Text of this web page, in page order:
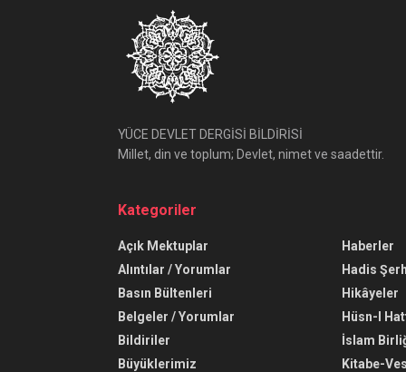
YÜCE DEVLET DERGİSİ BİLDİRİSİ
Millet, din ve toplum; Devlet, nimet ve saadettir.
Kategoriler
Açık Mektuplar
Alıntılar / Yorumlar
Basın Bültenleri
Belgeler / Yorumlar
Bildiriler
Büyüklerimiz
Haberler
Hadis
Hikâyeler
Hüsn-I
İslam
Kitabe-